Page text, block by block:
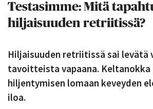
Testasimme: Mitä
hiljaisuuden retriitissä?
Hiljaisuuden retriitissä sai levätä
tavoitteista vapaana. Keltanokka
hiljentymisen lomaan keveyden
iloa.